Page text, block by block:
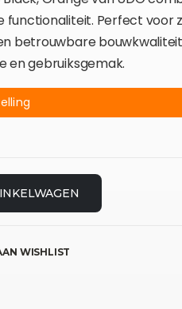
Perfect voor
betrouwbare
en gebruiksgemak.
WISHLIST